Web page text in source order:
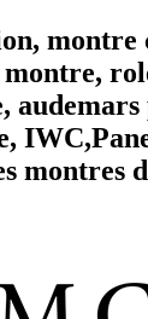
montre
montres